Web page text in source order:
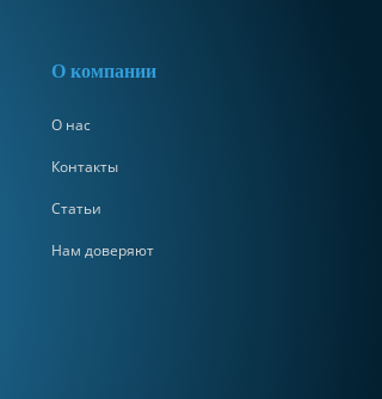
О компании
О нас
Контакты
Статьи
Нам доверяют